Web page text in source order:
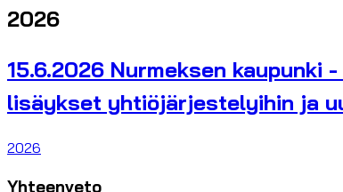
2026
15.6.2026 Nurmeksen
lisäykset yhtiöjärjestelyihin ja
2026
Yhteenveto